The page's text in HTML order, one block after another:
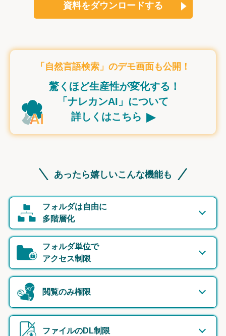
資料をダウンロードする
「自然言語検索」のデモ画面も公開！
驚くほど生産性が変化する！
「ナレカンAI」について
詳しくはこちら ▸
あったら嬉しいこんな機能も
フォルダは自由に
多階層化
フォルダ単位で
アクセス制限
閲覧のみ権限
ファイルのDL制限